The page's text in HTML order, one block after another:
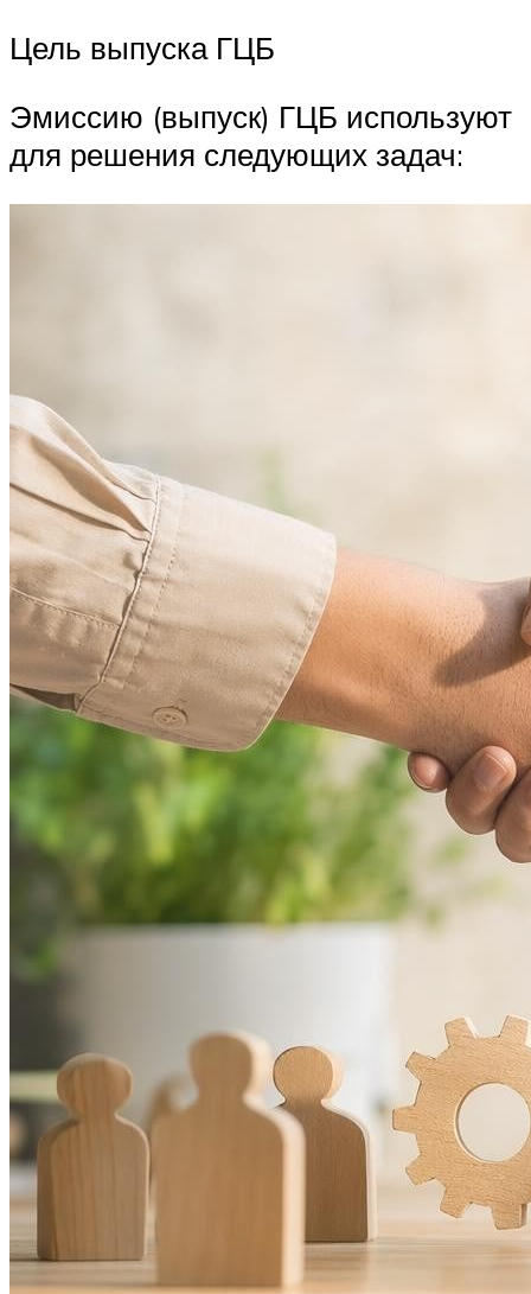
Цель выпуска ГЦБ
Эмиссию (выпуск) ГЦБ используют
для решения следующих задач: